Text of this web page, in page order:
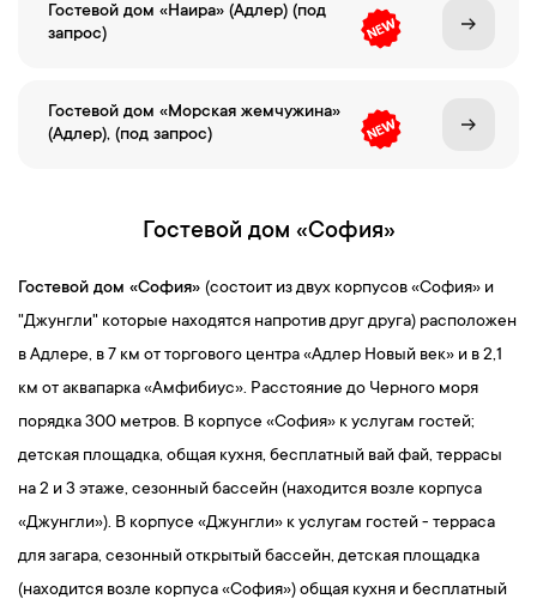
Гостевой дом «Наира» (Адлер) (под
запрос)
Гостевой дом «Морская жемчужина»
(Адлер), (под запрос)
Гостевой дом «София»
Гостевой дом «София» (состоит из двух корпусов «София» и
"Джунгли" которые находятся напротив друг друга) расположен
в Адлере, в 7 км от торгового центра «Адлер Новый век» и в 2,1
км от аквапарка «Амфибиус». Расстояние до Черного моря
порядка 300 метров. В корпусе «София» к услугам гостей;
детская площадка, общая кухня, бесплатный вай фай, террасы
на 2 и 3 этаже, сезонный бассейн (находится возле корпуса
«Джунгли»). В корпусе «Джунгли» к услугам гостей - терраса
для загара, сезонный открытый бассейн, детская площадка
(находится возле корпуса «София») общая кухня и бесплатный